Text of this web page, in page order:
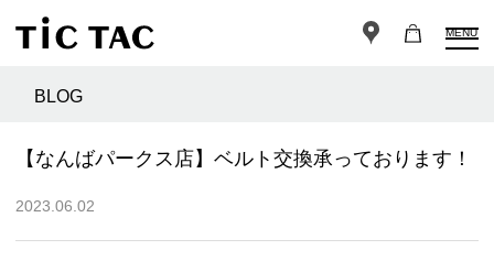
MENU
BLOG
【なんばパークス店】ベルト交換承っております！
2023.06.02